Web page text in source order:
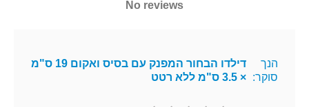
No reviews
הנך
סוקר:
דילדו הבחור המפנק עם בסיס ואקום 19 ס"מ
× 3.5 ס"מ ללא רטט